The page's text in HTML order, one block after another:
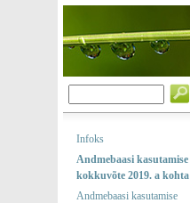
Infoks
Andmebaasi kasutamise
kokkuvõte 2019. a kohta
Andmebaasi kasutamise